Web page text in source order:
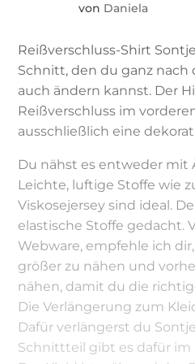
von Daniela
Reißverschluss-Shirt
Schnitt, den du ganz
auch ändern kannst. Der
Reißverschluss im
ausschließlich eine
Du nähst es entweder mit
Leichte, luftige Stoffe wie
Viskosejersey sind ideal.
elastische Stoffe gedacht.
Webware, empfehle ich
größer zu nähen und
nähen, damit du die
Die Verlängerung zum
Dafür verlängerst du
Schnittteil gibt es dafür